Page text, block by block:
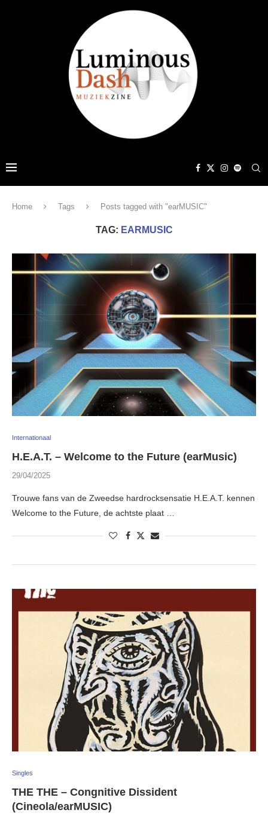
Home Tags Posts tagged with "earMUSIC"
TAG: EARMUSIC
Internationaal
H.E.A.T. – Welcome to the Future (earMusic)
29/04/2025
Trouwe fans van de Zweedse hardrocksensatie H.E.A.T. kennen
Welcome to the Future, de achtste plaat …
Singles
THE THE – Congnitive Dissident
(Cineola/earMUSIC)